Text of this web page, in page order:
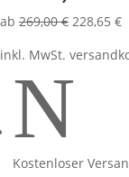
ab 269,00€ 228,65 €
inkl. MwSt.
N
Kostenloser